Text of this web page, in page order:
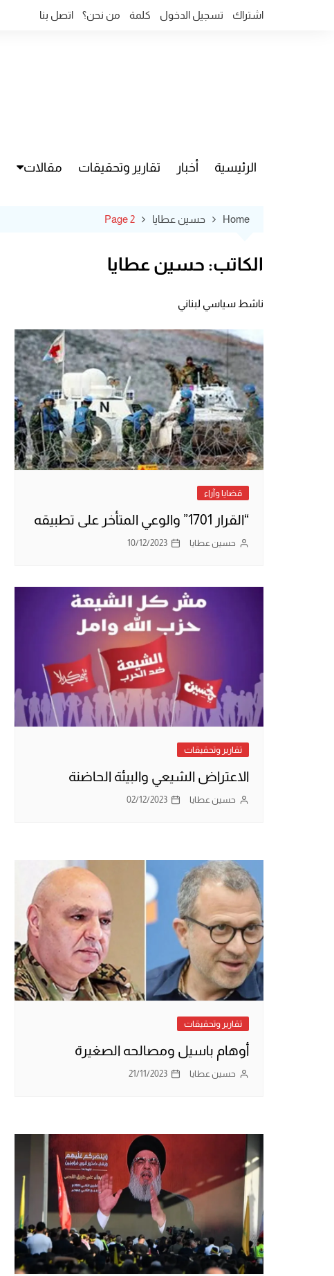
اشتراك تسجيل الدخول كلمة من نحن؟ اتصل بنا
الرئيسية أخبار تقارير وتحقيقات مقالات
Home حسين عطايا Page 2
الكاتب: حسين عطايا
ناشط سياسي لبناني
قضايا وآراء
“القرار 1701” والوعي المتأخر على تطبيقه
حسين عطايا 10/12/2023
تقارير وتحقيقات
الاعتراض الشيعي والبيئة الحاضنة
حسين عطايا 02/12/2023
تقارير وتحقيقات
أوهام باسيل ومصالحه الصغيرة
حسين عطايا 21/11/2023